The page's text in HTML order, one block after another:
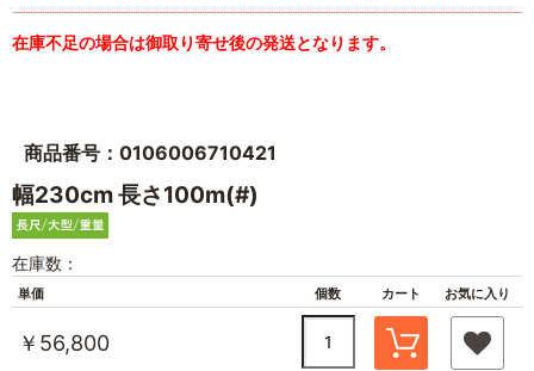
在庫不足の場合は御取り寄せ後の発送となります。
商品番号：0106006710421
幅230cm 長さ100m(#)
在庫数：
単価 個数 カート お気に入り
￥56,800